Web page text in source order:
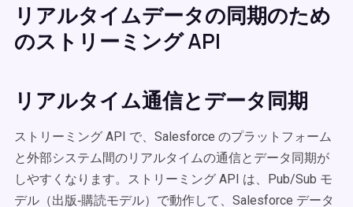
リアルタイムデータの同期のため
のストリーミング API
リアルタイム通信とデータ同期
ストリーミング API で、Salesforce のプラットフォーム
と外部システム間のリアルタイムの通信とデータ同期が
しやすくなります。ストリーミング API は、Pub/Sub モ
デル（出版‐購読モデル）で動作して、Salesforce データ